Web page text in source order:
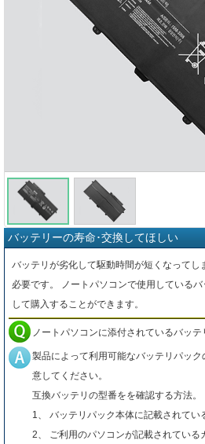
バッテリーの寿命･交換してほしい
バッテリが劣化して駆動時間が短くなって
必要です。 ノートパソコンで使用している
して購入することができます。
ノートパソコンに添付されているバッ
製品によって利用可能なバッテリパッ
意してください。
互換バッテリの型番をを確認する方法。
1、 バッテリパック本体に記載されてい
2、 ご利用のパソコンが記載されている